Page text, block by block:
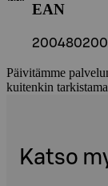
EAN
Päivitämme
kuitenkin
Katso